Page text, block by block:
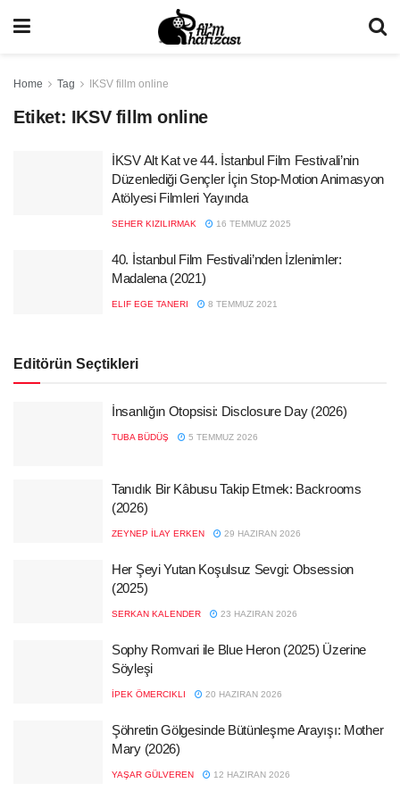
Home Tag IKSV fillm online
Etiket: IKSV fillm online
İKSV Alt Kat ve 44. İstanbul Film Festivali’nin
Düzenlediği Gençler İçin Stop-Motion Animasyon
Atölyesi Filmleri Yayında
SEHER KIZILIRMAK 16 TEMMUZ 2025
40. İstanbul Film Festivali’nden İzlenimler:
Madalena (2021)
ELIF EGE TANERI 8 TEMMUZ 2021
Editörün Seçtikleri
İnsanlığın Otopsisi: Disclosure Day (2026)
TUBA BÜDÜŞ 5 TEMMUZ 2026
Tanıdık Bir Kâbusu Takip Etmek: Backrooms
(2026)
ZEYNEP İLAY ERKEN 29 HAZIRAN 2026
Her Şeyi Yutan Koşulsuz Sevgi: Obsession
(2025)
SERKAN KALENDER 23 HAZIRAN 2026
Sophy Romvari ile Blue Heron (2025) Üzerine
Söyleşi
İPEK ÖMERCIKLI 20 HAZIRAN 2026
Şöhretin Gölgesinde Bütünleşme Arayışı: Mother
Mary (2026)
YAŞAR GÜLVEREN 12 HAZIRAN 2026